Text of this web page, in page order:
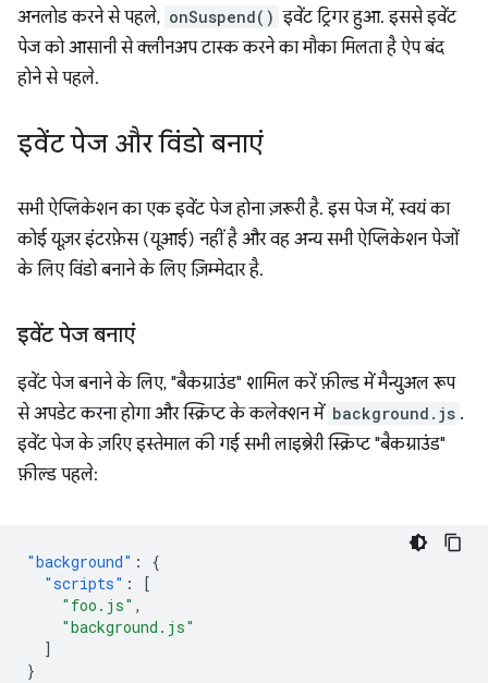
अनलोड करने से पहले, onSuspend() इवेंट ट्रिगर हुआ. इससे इवेंट
पेज को आसानी से क्लीनअप टास्क करने का मौका मिलता है ऐप बंद
होने से पहले.
इवेंट पेज और विंडो बनाएं
सभी ऐप्लिकेशन का एक इवेंट पेज होना ज़रूरी है. इस पेज में, स्वयं का
कोई यूज़र इंटरफ़ेस (यूआई) नहीं है और वह अन्य सभी ऐप्लिकेशन पेजों
के लिए विंडो बनाने के लिए ज़िम्मेदार है.
इवेंट पेज बनाएं
इवेंट पेज बनाने के लिए, "बैकग्राउंड" शामिल करें फ़ील्ड में मैन्युअल रूप
से अपडेट करना होगा और स्क्रिप्ट के कलेक्शन में background.js .
इवेंट पेज के ज़रिए इस्तेमाल की गई सभी लाइब्रेरी स्क्रिप्ट "बैकग्राउंड"
फ़ील्ड पहले:
"background" :
{
"scripts" :
[
"foo.js" ,
"background.js"
]
}